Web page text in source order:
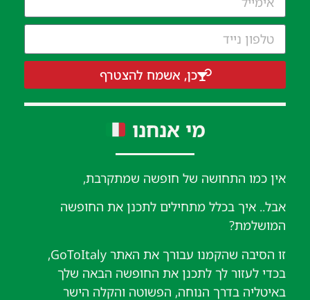
כן, אשמח להצטרף
מי אנחנו
אין כמו התחושה של חופשה שמתקרבת,
אבל.. איך בכלל מתחילים לתכנן את החופשה
המושלמת?
זו הסיבה שהקמנו עבורך את האתר GoToItaly,
בכדי לעזור לך לתכנן את החופשה הבאה שלך
באיטליה בדרך הנוחה, הפשוטה והקלה הישר